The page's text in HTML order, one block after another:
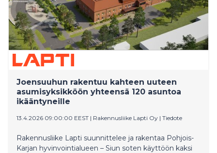
Joensuuhun rakentuu kahteen uuteen
asumisyksikköön yhteensä 120 asuntoa
ikääntyneille
13.4.2026 09:00:00 EEST | Rakennusliike Lapti Oy | Tiedote
Rakennusliike Lapti suunnittelee ja rakentaa Pohjois-
Karjan hyvinvointialueen – Siun soten käyttöön kaksi